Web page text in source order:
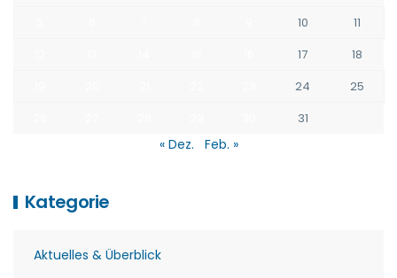
10
11
17
18
24
25
31
« Dez. Feb. »
Kategorie
Aktuelles & Überblick